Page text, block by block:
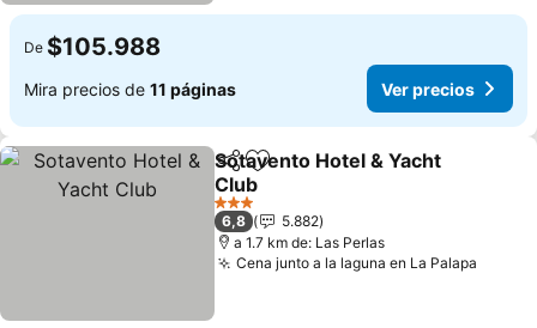
De $105.988
Mira precios de 11 páginas Ver precios
CompartirAgregar a favoritos
Sotavento Hotel & Yacht
Club
3 Estrellas
6,8
5.882
a 1.7 km de: Las Perlas
Cena junto a la laguna en La Palapa